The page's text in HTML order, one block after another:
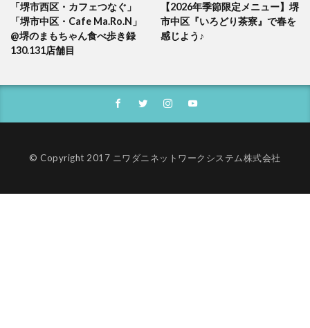
「堺市西区・カフェつなぐ」
「堺市中区・Cafe Ma.Ro.N」
@堺のまもちゃん食べ歩き録
130.131店舗目
【2026年季節限定メニュー】堺
市中区『いろどり茶寮』で春を
感じよう♪
© Copyright 2017 ニワダニネットワークシステム株式会社